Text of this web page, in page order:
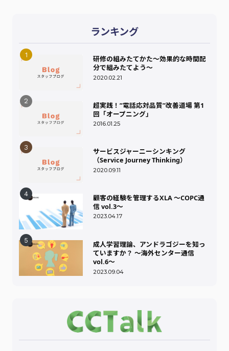
ランキング
2020.02.21
研修の組みたてかた～効果的な時間配
分で組みたてよう～
2016.01.25
超実践！”電話応対品質”改善道場 第1
回「オープニング」
2020.09.11
サービスジャーニーシンキング
（Service Journey Thinking）
2023.04.17
顧客の経験を管理するXLA ～COPC通
信 vol.3～
2023.09.04
成人学習理論、アンドラゴジーを知っ
ていますか？ ～海外センター通信
vol.6～